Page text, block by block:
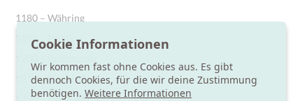
1180 – Währing
1190 – Döbling
1200 – Brigittenau
1210 – Floridsdorf
1220 – Donaustadt
Cookie Informationen
Wir kommen fast ohne Cookies aus. Es gibt
dennoch Cookies, für die wir deine Zustimmung
benötigen. Weitere Informationen